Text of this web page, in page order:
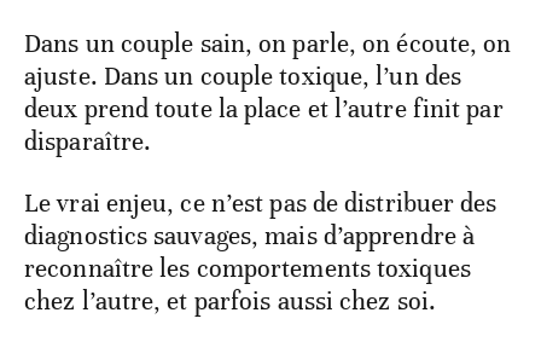
Dans un couple sain, on parle, on écoute, on
ajuste. Dans un couple toxique, l’un des
deux prend toute la place et l’autre finit par
disparaître.
Le vrai enjeu, ce n’est pas de distribuer des
diagnostics sauvages, mais d’apprendre à
reconnaître les comportements toxiques
chez l’autre, et parfois aussi chez soi.